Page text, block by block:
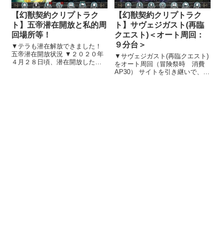
【幻獣契約クリプトラク
ト】五帝潜在開放と私的周
回場所等！
▼テラも潜在解放できました！
五帝潜在開放状況 ▼２０２０年
４月２８日頃、潜在開放したヤ
【幻獣契約クリプトラク
ト】サヴェジガスト(再臨
クエスト)＜オート周回：
９分台＞
▼サヴェジガスト(再臨クエスト)
をオート周回（冒険祭時 消費
AP30） サイトを引き継いで、攻